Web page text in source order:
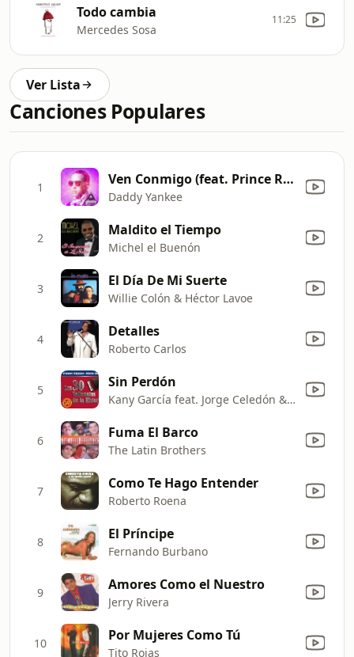
Todo cambia
Mercedes Sosa
11:25
Ver Lista
Canciones Populares
1 Ven Conmigo (feat. Prince Royce)
Daddy Yankee
2 Maldito el Tiempo
Michel el Buenón
3 El Día De Mi Suerte
Willie Colón & Héctor Lavoe
4 Detalles
Roberto Carlos
5 Sin Perdón
Kany García feat. Jorge Celedón & Jimmy Zambrano
6 Fuma El Barco
The Latin Brothers
7 Como Te Hago Entender
Roberto Roena
8 El Príncipe
Fernando Burbano
9 Amores Como el Nuestro
Jerry Rivera
10 Por Mujeres Como Tú
Tito Rojas